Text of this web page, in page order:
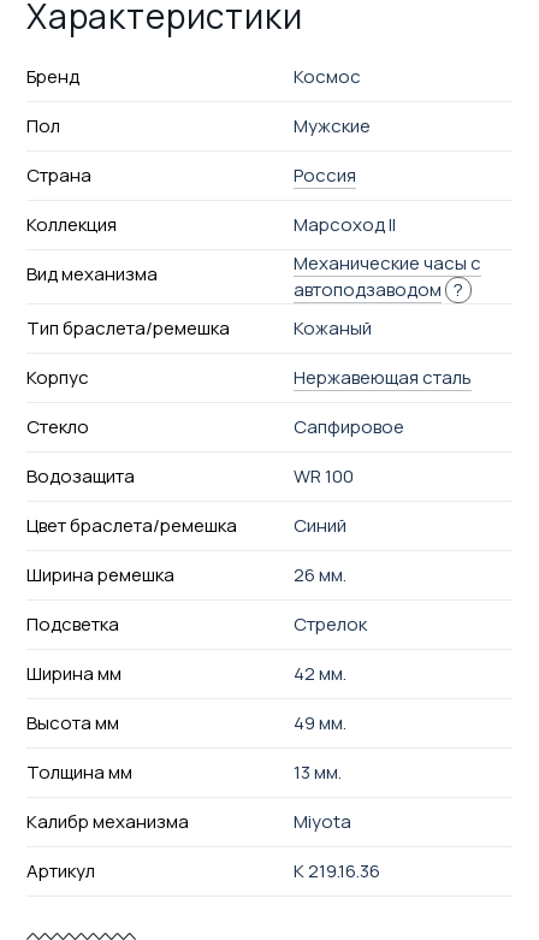
Характеристики
Бренд
Космос
Пол
Мужские
Страна
Россия
Коллекция
Марсоход II
Вид механизма
Механические часы с
автоподзаводом ?
Тип браслета/ремешка
Кожаный
Корпус
Нержавеющая сталь
Стекло
Сапфировое
Водозащита
WR 100
Цвет браслета/ремешка
Синий
Ширина ремешка
26 мм.
Подсветка
Стрелок
Ширина мм
42 мм.
Высота мм
49 мм.
Толщина мм
13 мм.
Калибр механизма
Miyota
Артикул
K 219.16.36